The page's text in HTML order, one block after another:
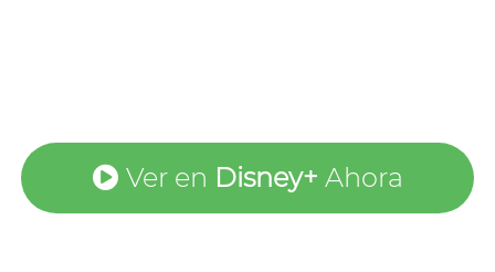
Ver en Disney+ Ahora